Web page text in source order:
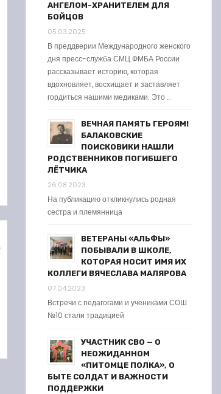
АНГЕЛОМ-ХРАНИТЕЛЕМ ДЛЯ
БОЙЦОВ
05.03.2025
В преддверии Международного женского
дня пресс-служба СМЦ ФМБА России
рассказывает историю, которая
вдохновляет, восхищает и заставляет
гордиться нашими медиками. Это …
ВЕЧНАЯ ПАМЯТЬ ГЕРОЯМ!
БАЛАКОВСКИЕ
ПОИСКОВИКИ НАШЛИ
РОДСТВЕННИКОВ ПОГИБШЕГО
ЛЁТЧИКА
26.08.2023
На публикацию откликнулись родная
сестра и племянница
ВЕТЕРАНЫ «АЛЬФЫ»
ПОБЫВАЛИ В ШКОЛЕ,
КОТОРАЯ НОСИТ ИМЯ ИХ
КОЛЛЕГИ ВЯЧЕСЛАВА МАЛЯРОВА
07.04.2023
Встречи с педагогами и учениками СОШ
№10 стали традицией
УЧАСТНИК СВО — О
НЕОЖИДАННОМ
«ПИТОМЦЕ ПОЛКА», О
БЫТЕ СОЛДАТ И ВАЖНОСТИ
ПОДДЕРЖКИ